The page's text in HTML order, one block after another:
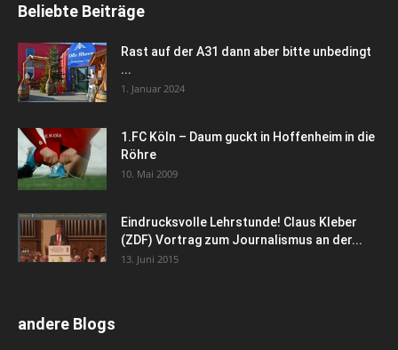
Beliebte Beiträge
Rast auf der A31 dann aber bitte unbedingt
...
1. Januar 2024
1.FC Köln – Daum guckt in Hoffenheim in die
Röhre
10. Mai 2009
Eindrucksvolle Lehrstunde! Claus Kleber
(ZDF) Vortrag zum Journalismus an der...
13. Juni 2015
andere Blogs